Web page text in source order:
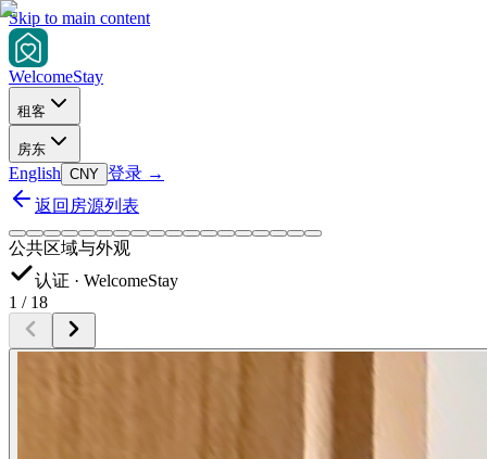
Skip to main content
WelcomeStay
租客
房东
English CNY 登录 →
返回房源列表
公共区域与外观
认证 · WelcomeStay
1 / 18